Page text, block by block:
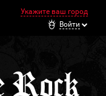
Укажите ваш город
Войти